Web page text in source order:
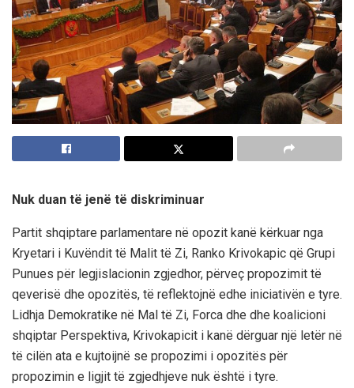
Nuk duan të jenë të diskriminuar
Partit shqiptare parlamentare në opozit kanë kërkuar nga
Kryetari i Kuvëndit të Malit të Zi, Ranko Krivokapic që Grupi
Punues për legjislacionin zgjedhor, përveç propozimit të
qeverisë dhe opozitës, të reflektojnë edhe iniciativën e tyre.
Lidhja Demokratike në Mal të Zi, Forca dhe dhe koalicioni
shqiptar Perspektiva, Krivokapicit i kanë dërguar një letër në
të cilën ata e kujtoijnë se propozimi i opozitës për
propozimin e ligjit të zgjedhjeve nuk është i tyre.